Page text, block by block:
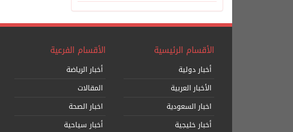
الأقسام الرئيسية
أخبار دولية
الأخبار العربية
اخبار السعودية
أخبار خليجية
الأقسام الفرعية
أخبار الرياضة
المقالات
اخبار الصحة
أخبار سياحية